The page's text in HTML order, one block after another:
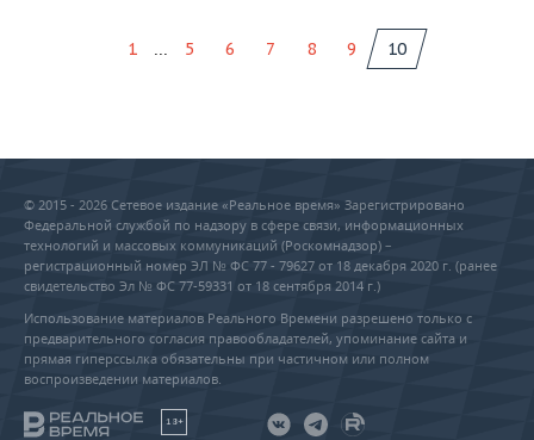
1 ... 5 6 7 8 9 10
© 2015 - 2026 Сетевое издание «Реальное время» Зарегистрировано
Федеральной службой по надзору в сфере связи, информационных
технологий и массовых коммуникаций (Роскомнадзор) –
регистрационный номер ЭЛ № ФС 77 - 79627 от 18 декабря 2020 г. (ранее
свидетельство Эл № ФС 77-59331 от 18 сентября 2014 г.)
Использование материалов Реального Времени разрешено только с
предварительного согласия правообладателей, упоминание сайта и
прямая гиперссылка обязательны при частичном или полном
воспроизведении материалов.
18+